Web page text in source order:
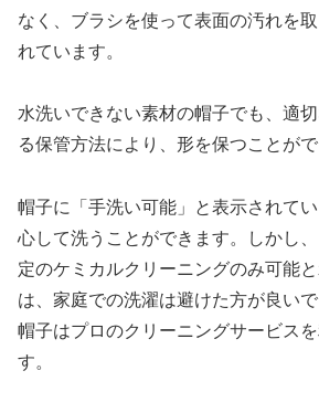
なく、ブラシを使って表面の汚れを
れています。
水洗いできない素材の帽子でも、適
る保管方法により、形を保つことがで
帽子に「手洗い可能」と表示されて
心して洗うことができます。しかし
定のケミカルクリーニングのみ可能
は、家庭での洗濯は避けた方が良い
帽子はプロのクリーニングサービス
す。